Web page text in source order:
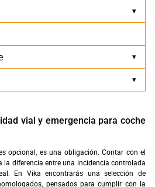
▾
▾
▾
vial y emergencia para coche
opcional, es una obligación. Contar con el
diferencia entre una incidencia controlada
En Vika encontrarás una selección de
pensados para cumplir con la